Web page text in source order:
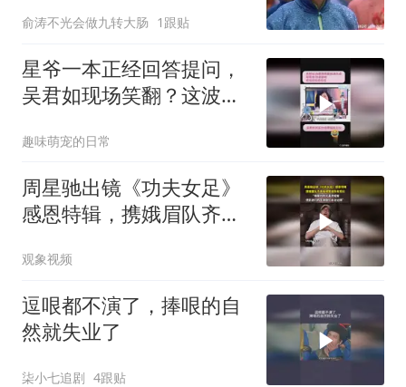
俞涛不光会做九转大肠 1跟贴
星爷一本正经回答提问，
吴君如现场笑翻？这波反
趣味萌宠的日常
周星驰出镜《功夫女足》
感恩特辑，携娥眉队齐声
观象视频
逗哏都不演了，捧哏的自
然就失业了
柒小七追剧 4跟贴